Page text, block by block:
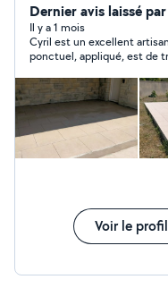
projets
Dernier avis laissé
Il y a 1 mois
Cyril est un excellent
ponctuel, appliqué, est de très bons
conditions climatiques. Nous referons appel à lui, c'est sûr !
Merci encore pour cet
Sylvie
Voir le profil